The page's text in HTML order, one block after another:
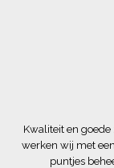
Kwaliteit en
werken wij met
puntjes